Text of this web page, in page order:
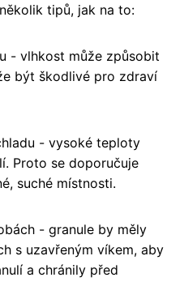
tipů, jak na to:
- vlhkost může způsobit
být škodlivé pro zdraví
- vysoké teploty
Proto se doporučuje
suché místnosti.
- granule by měly
s uzavřeným víkem, aby
a chránily před